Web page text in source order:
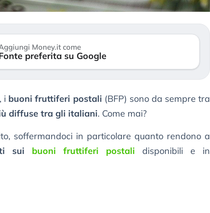
Money.it come
preferita su Google
i buoni fruttiferi postali (BFP) sono da sempre tra
diffuse tra gli italiani. Come mai?
soffermandoci in particolare quanto rendono a
sui buoni fruttiferi postali
disponibili e in
della bolla AI
Kospi, mentre gli investitori retail (…)
30 luglio 2026